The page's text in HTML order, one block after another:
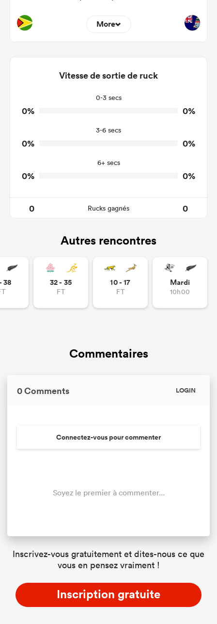
More
Tackles Made
Tackles Missed
0
0
0
0
Tackle Offload Allowed
Vitesse de sortie de ruck
0-3 secs
0% 0%
3-6 secs
0% 0%
6+ secs
0% 0%
0 Rucks gagnés 0
Autres rencontres
38 32 - 35
FT
10 - 17
FT
Mardi
10h00
Commentaires
0 Comments LOGIN
Connectez-vous pour commenter
Soyez le premier à commenter...
Inscrivez-vous gratuitement et dites-nous ce que
vous en pensez vraiment !
Inscription gratuite